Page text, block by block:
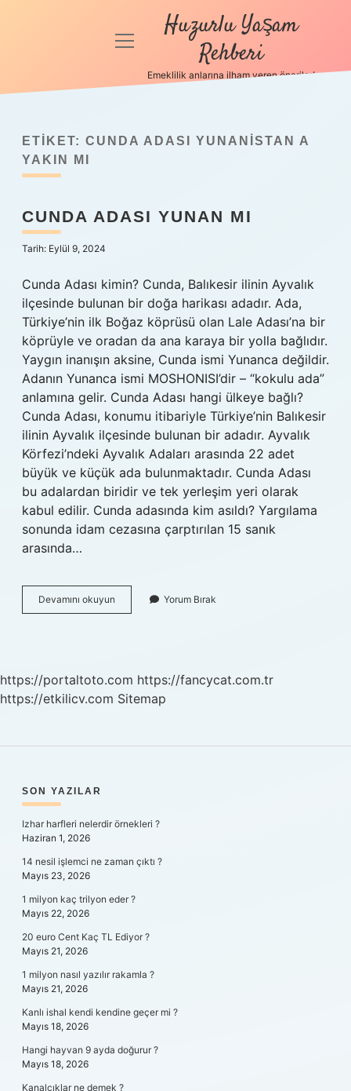
Anasayfa
Politikası
Yasal Uyarı
Hakkımızda
menüyü
Huzurlu Yaşam
Rehberi
Emeklilik anlarına ilham veren öneriler!
ETIKET: CUNDA ADASI YUNANISTAN A
YAKIN MI
CUNDA ADASI YUNAN MI
Tarih: Eylül 9, 2024
Cunda Adası kimin? Cunda, Balıkesir ilinin Ayvalık
ilçesinde bulunan bir doğa harikası adadır. Ada,
Türkiye’nin ilk Boğaz köprüsü olan Lale Adası’na bir
köprüyle ve oradan da ana karaya bir yolla bağlıdır.
Yaygın inanışın aksine, Cunda ismi Yunanca değildir.
Adanın Yunanca ismi MOSHONISI’dir – “kokulu ada”
anlamına gelir. Cunda Adası hangi ülkeye bağlı?
Cunda Adası, konumu itibariyle Türkiye’nin Balıkesir
ilinin Ayvalık ilçesinde bulunan bir adadır. Ayvalık
Körfezi’ndeki Ayvalık Adaları arasında 22 adet
büyük ve küçük ada bulunmaktadır. Cunda Adası
bu adalardan biridir ve tek yerleşim yeri olarak
kabul edilir. Cunda adasında kim asıldı? Yargılama
sonunda idam cezasına çarptırılan 15 sanık
arasında…
Devamını okuyun
Adası
Yorum Bırak
https://portaltoto.com https://fancycat.com.tr
https://etkilicv.com Sitemap
SIDEBAR
SON YAZILAR
Izhar harfleri nelerdir örnekleri ?
Haziran 1, 2026
14 nesil işlemci ne zaman çıktı ?
Mayıs 23, 2026
1 milyon kaç trilyon eder ?
Mayıs 22, 2026
20 euro Cent Kaç TL Ediyor ?
Mayıs 21, 2026
1 milyon nasıl yazılır rakamla ?
Mayıs 21, 2026
Kanlı ishal kendi kendine geçer mi ?
Mayıs 18, 2026
Hangi hayvan 9 ayda doğurur ?
Mayıs 18, 2026
Kanalcıklar ne demek ?